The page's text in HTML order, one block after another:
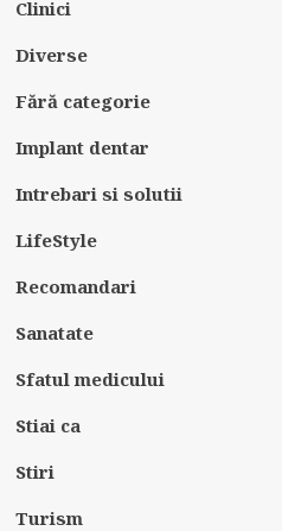
Clinici
Diverse
Fără categorie
Implant dentar
Intrebari si solutii
LifeStyle
Recomandari
Sanatate
Sfatul medicului
Stiai ca
Stiri
Turism